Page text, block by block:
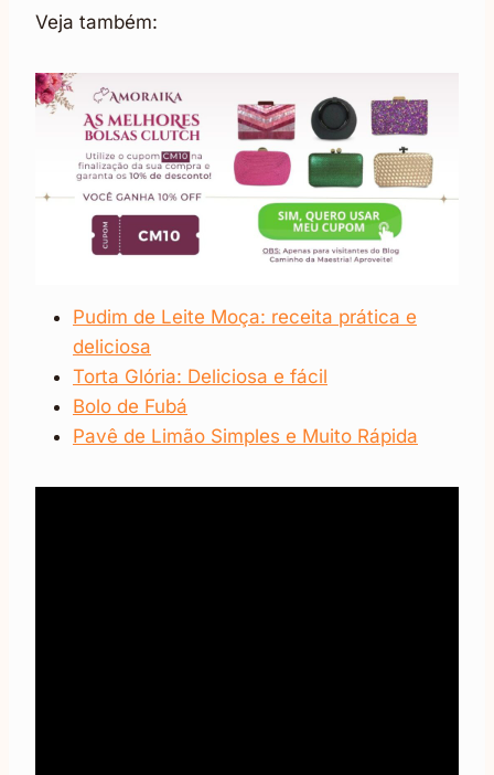
Veja também:
Pudim de Leite Moça: receita prática e
deliciosa
Torta Glória: Deliciosa e fácil
Bolo de Fubá
Pavê de Limão Simples e Muito Rápida